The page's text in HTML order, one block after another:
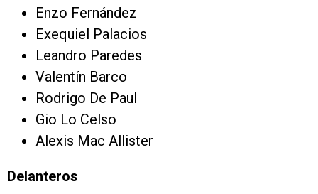
Enzo Fernández
Exequiel Palacios
Leandro Paredes
Valentín Barco
Rodrigo De Paul
Gio Lo Celso
Alexis Mac Allister
Delanteros